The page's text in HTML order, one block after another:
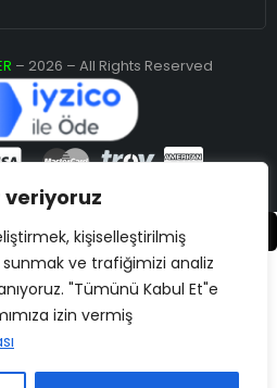
veriyoruz
kişiselleştirilmiş
ve trafiğimizi analiz
"Tümünü Kabul Et"e
izin vermiş
– 2026 – All Rights Reserved
Karşılaştır